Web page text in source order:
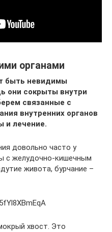
органами
быть невидимы
они сокрыты внутри
связанные с
внутренних органов
и лечение.
довольно часто у
с желудочно-кишечным
живота, бурчание –
хвост. Это